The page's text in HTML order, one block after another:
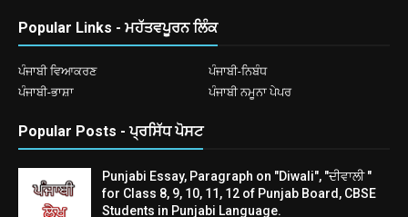
Popular Links - ਮਹੱਤਵਪੂਰਨ ਲਿੰਕ
ਪੰਜਾਬੀ ਵਿਆਕਰਣ
ਪੰਜਾਬੀ-ਨਿਬੰਧ
ਪੰਜਾਬੀ-ਭਾਸ਼ਾ
ਪੰਜਾਬੀ ਨਮੂਨਾ ਪੇਪਰ
Popular Posts - ਪ੍ਰਸਿੱਧ ਪੋਸਟ
Punjabi Essay, Paragraph on "Diwali", "ਦੀਵਾਲੀ "
for Class 8, 9, 10, 11, 12 of Punjab Board, CBSE
Students in Punjabi Language.